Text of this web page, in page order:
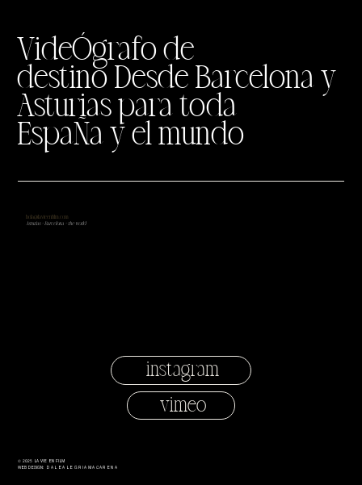
VideÓgrafo de
destino Desde Barcelona y
Asturias para toda
EspaÑa y el mundo
hola@lavieenfilm.com
Asturias + Barcelona + the world
instagram
vimeo
© 2025 LA VIE EN FILM
Web Design:dalealegriamacarena